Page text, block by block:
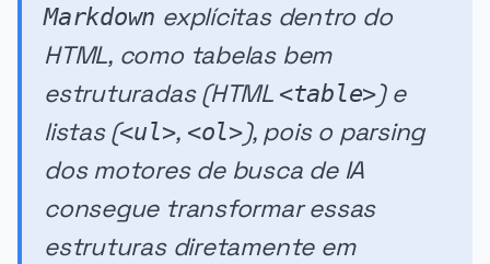
Markdown explícitas dentro do
HTML, como tabelas bem
estruturadas (HTML <table>) e
listas (<ul>, <ol>), pois o parsing
dos motores de busca de IA
consegue transformar essas
estruturas diretamente em